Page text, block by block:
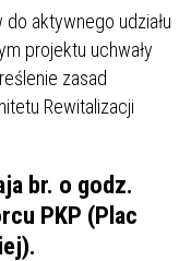
aktywnego udziału
projektu uchwały
zasad
Rewitalizacji
br. o godz.
PKP (Plac